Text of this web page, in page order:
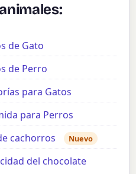
de Gato
de Perro
para Gatos
para Perros
cachorros
Nuevo
del chocolate